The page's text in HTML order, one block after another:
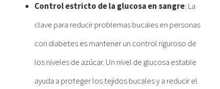
Control estricto de la glucosa en sangre: La
clave para reducir problemas bucales en personas
con diabetes es mantener un control riguroso de
los niveles de azúcar. Un nivel de glucosa estable
ayuda a proteger los tejidos bucales y a reducir el